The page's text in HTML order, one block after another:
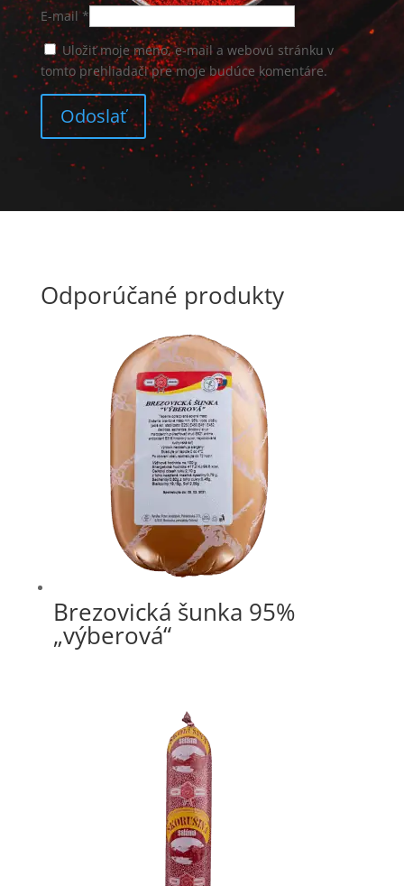
E-mail*
Uložiť moje meno, e-mail a webovú stránku v
tomto prehliadači pre moje budúce komentáre.
Odporúčané produkty
Brezovická šunka 95%
„výberová“